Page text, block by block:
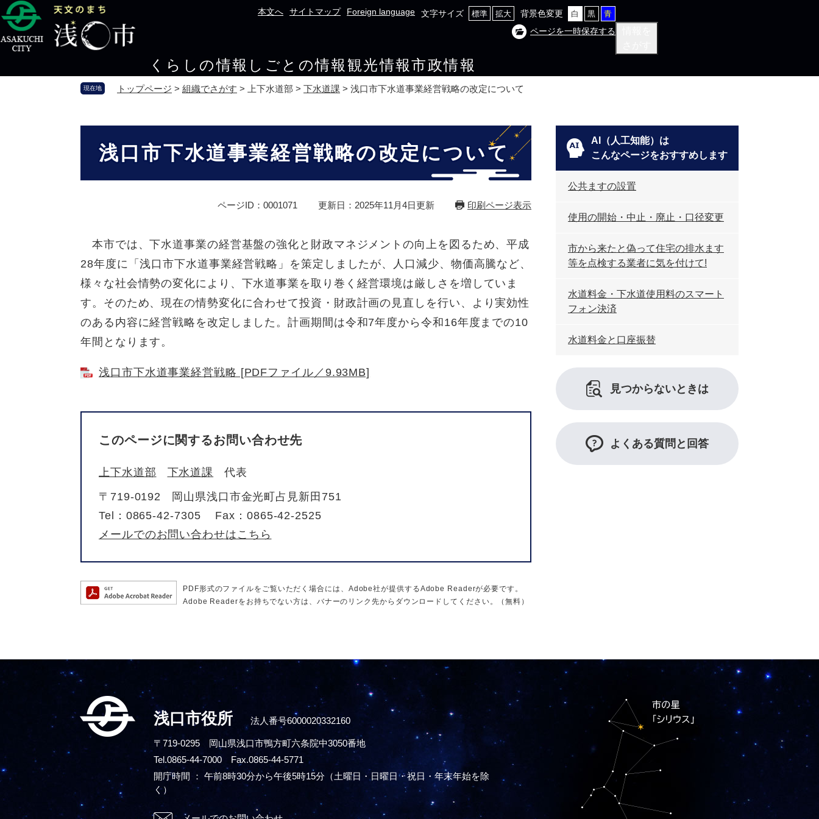
ペ
ー
ジ
メ
ニ
ュ
本文へ サイトマップ Foreign language 文字サイズ 標準 拡大 背景色変更 白 黒 青
ページを一時保存する
くらしの情報 しごとの情報観光情報市政情報
現在地 トップページ > 組織でさがす > 上下水道部 > 下水道課 > 浅口市下水道事業経営戦略の改定について
浅口市下水道事業経営戦略の改定について
ページID：0001071 更新日：2025年11月4日更新 印刷ページ表示
本市では、下水道事業の経営基盤の強化と財政マネジメントの向上を図るため、平成
28年度に「浅口市下水道事業経営戦略」を策定しましたが、人口減少、物価高騰など、
様々な社会情勢の変化により、下水道事業を取り巻く経営環境は厳しさを増していま
す。そのため、現在の情勢変化に合わせて投資・財政計画の見直しを行い、より実効性
のある内容に経営戦略を改定しました。計画期間は令和7年度から令和16年度までの10
年間となります。
浅口市下水道事業経営戦略 [PDFファイル／9.93MB]
このページに関するお問い合わせ先
上下水道部 下水道課
代表
〒719-0192
岡山県浅口市金光町占見新田751
Tel：0865-42-7305
Fax：0865-42-2525
メールでのお問い合わせはこちら
PDF形式のファイルをご覧いただく場合には、Adobe社が提供するAdobe Readerが必要です。
Adobe Readerをお持ちでない方は、バナーのリンク先からダウンロードしてください。（無料）
AI（人工知能）は
こんなページをおすすめします
公共ますの設置
使用の開始・中止・廃止・口径変更
市から来たと偽って住宅の排水ます
等を点検する業者に気を付けて!
水道料金・下水道使用料のスマート
フォン決済
水道料金と口座振替
見つからないときは
よくある質問と回答
浅口市役所 法人番号6000020332160
〒719-0295 岡山県浅口市鴨方町六条院中3050番地
Tel.0865-44-7000 Fax.0865-44-5771
開庁時間 ： 午前8時30分から午後5時15分 （土曜日・日曜日・祝日・年末年始を除
く）